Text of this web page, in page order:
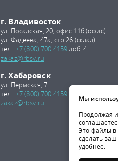
г. Владивосток
ул. Посадская, 20, офис 11б (офис)
ул. Фадеева, 47а, стр.26 (склад)
тел.: +7 (800) 700 4159доб. 4
zakaz@rbsv.ru
г. Хабаровск
ул. Пермская, 7
тел.: +7 (800) 700 4159
zakaz@rbsv.ru
Мы
Продолжая
Это файлы в
сделать
удобнее.